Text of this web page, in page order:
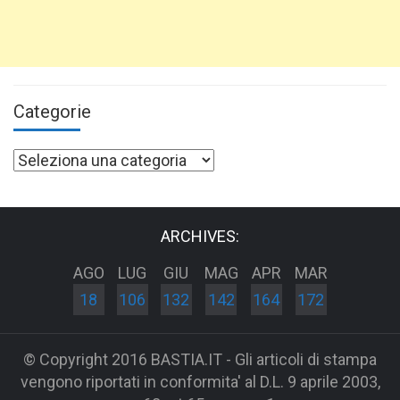
Categorie
Categorie
ARCHIVES:
AGO
18
LUG
106
GIU
132
MAG
142
APR
164
MAR
172
© Copyright 2016 BASTIA.IT - Gli articoli di stampa
vengono riportati in conformita' al D.L. 9 aprile 2003,